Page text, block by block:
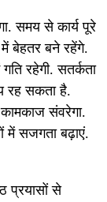
समय से कार्य पूरे
में बेहतर बने रहेंगे.
रहेगी. सतर्कता
रह सकता है.
संवरेगा.
में सजगता बढ़ाएं.
प्रयासों से